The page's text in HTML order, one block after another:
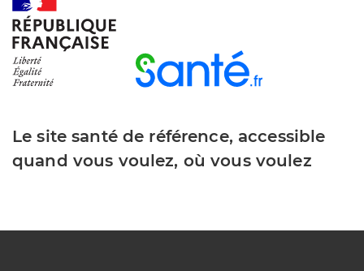
Le site santé de référence, accessible
quand vous voulez, où vous voulez